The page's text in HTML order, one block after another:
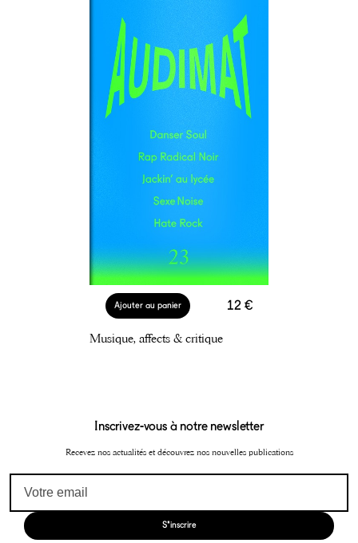
12 €
Ajouter au panier
Musique, affects & critique
Inscrivez-vous à notre newsletter
Recevez nos actualités et découvrez nos nouvelles publications
S'inscrire